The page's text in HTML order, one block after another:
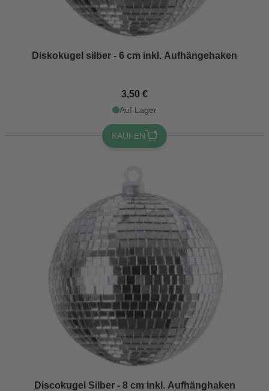
Diskokugel silber - 6 cm inkl. Aufhängehaken
3,50 €
Auf Lager
KAUFEN
Discokugel Silber - 8 cm inkl. Aufhänghaken